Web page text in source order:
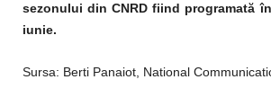
sezonului din CNRD fiind programată
iunie.
Sursa: Berti Panaiot, National